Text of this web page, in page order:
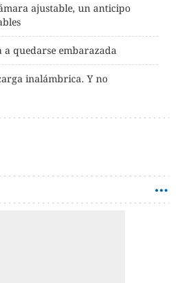
ajustable, un anticipo
quedarse embarazada
inalámbrica. Y no